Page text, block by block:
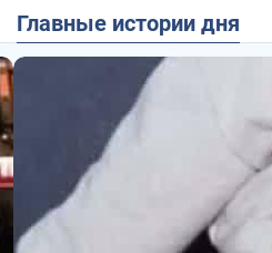
Главные истории дня